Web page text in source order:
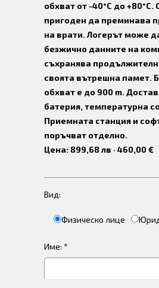
обхват от -40°C до +80°C.
пригоден да преминава
на врати. Логерът може
безжично данните на
съхранява
своята вътрешна памет.
обхват е до 900 m.
батерия, температурна
Приемната станция и
поръчват отделно.
Цена: 899,68 лв · 460,00 €
Вид:
Физическо лице
Име: *